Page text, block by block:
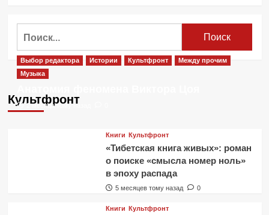
Культфронт
Выбор редактора Истории Культфронт
Между прочим
Музыка
2 месяца тому назад
Книги Культфронт
«Тибетская книга живых»: роман
о поиске «смысла номер ноль»
в эпоху распада
5 месяцев тому назад 0
Книги Культфронт